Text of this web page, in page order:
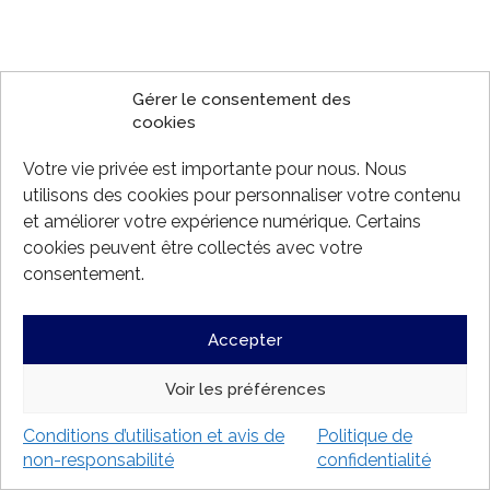
Gérer le consentement des
cookies
Votre vie privée est importante pour nous. Nous
utilisons des cookies pour personnaliser votre contenu
et améliorer votre expérience numérique. Certains
cookies peuvent être collectés avec votre
consentement.
Accepter
Voir les préférences
Conditions d’utilisation et avis de
non-responsabilité
Politique de
confidentialité